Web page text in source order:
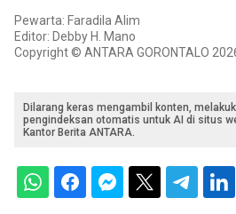
Pewarta: Faradila Alim
Editor: Debby H. Mano
Copyright © ANTARA GORONTALO
Dilarang keras mengambil konten,
pengindeksan otomatis untuk AI di situs
Kantor Berita ANTARA.